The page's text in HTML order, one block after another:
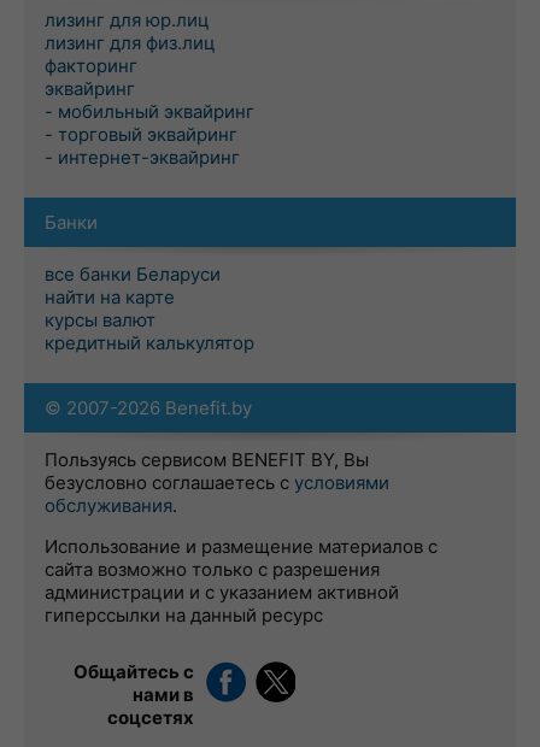
лизинг для юр.лиц
лизинг для физ.лиц
факторинг
эквайринг
- мобильный эквайринг
- торговый эквайринг
- интернет-эквайринг
Банки
все банки Беларуси
найти на карте
курсы валют
кредитный калькулятор
© 2007-2026 Benefit.by
Пользуясь сервисом BENEFIT BY, Вы
безусловно соглашаетесь с условиями
обслуживания.
Использование и размещение материалов с
сайта возможно только с разрешения
администрации и с указанием активной
гиперссылки на данный ресурс
Общайтесь с
нами в
соцсетях